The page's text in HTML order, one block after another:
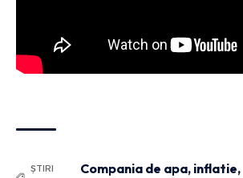
ȘTIRI
Compania de apa, inflatie,